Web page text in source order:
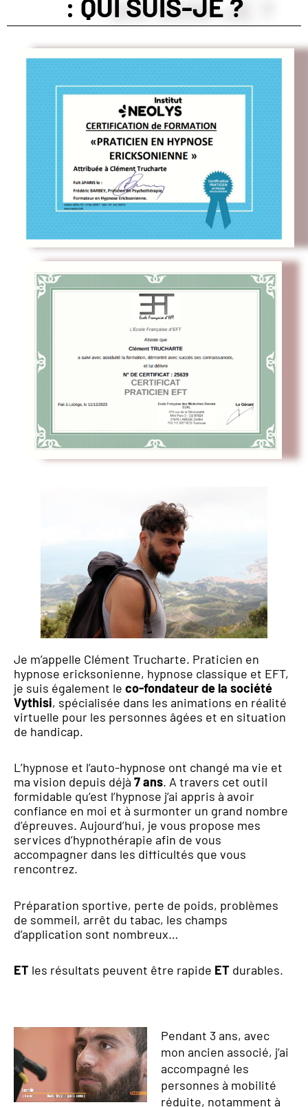
: QUI SUIS-JE ?
Je m’appelle Clément Trucharte. Praticien en
hypnose ericksonienne, hypnose classique et EFT,
je suis également le co-fondateur de la société
Vythisi, spécialisée dans les animations en réalité
virtuelle pour les personnes âgées et en situation
de handicap.
L’hypnose et l’auto-hypnose ont changé ma vie et
ma vision depuis déjà 7 ans. A travers cet outil
formidable qu’est l’hypnose j’ai appris à avoir
confiance en moi et à surmonter un grand nombre
d’épreuves. Aujourd’hui, je vous propose mes
services d’hypnothérapie afin de vous
accompagner dans les difficultés que vous
rencontrez.
Préparation sportive, perte de poids, problèmes
de sommeil, arrêt du tabac, les champs
d’application sont nombreux…
ET les résultats peuvent être rapide ET durables.
Pendant 3 ans, avec
mon ancien associé, j’ai
accompagné les
personnes à mobilité
réduite, notamment à